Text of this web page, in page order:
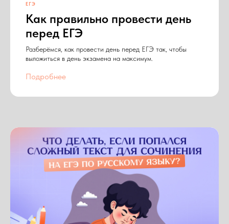
ЕГЭ
Как правильно провести день
перед ЕГЭ
Разберёмся, как провести день перед ЕГЭ так, чтобы
выложиться в день экзамена на максимум.
Подробнее